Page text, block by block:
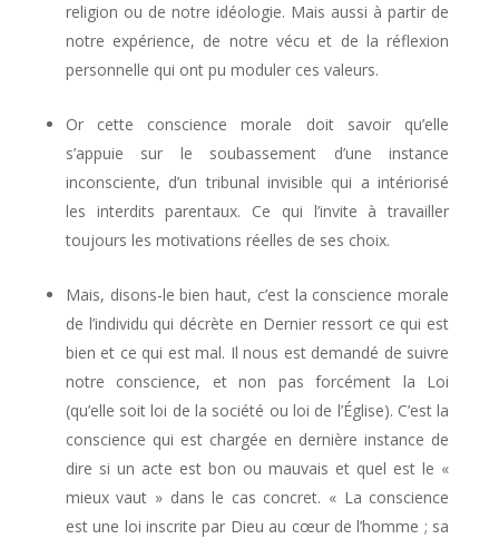
religion ou de notre idéologie. Mais aussi à partir de
notre expérience, de notre vécu et de la réflexion
personnelle qui ont pu moduler ces valeurs.
Or cette conscience morale doit savoir qu’elle
s’appuie sur le soubassement d’une instance
inconsciente, d’un tribunal invisible qui a intériorisé
les interdits parentaux. Ce qui l’invite à travailler
toujours les motivations réelles de ses choix.
Mais, disons-le bien haut, c’est la conscience morale
de l’individu qui décrète en Dernier ressort ce qui est
bien et ce qui est mal. Il nous est demandé de suivre
notre conscience, et non pas forcément la Loi
(qu’elle soit loi de la société ou loi de l’Église). C’est la
conscience qui est chargée en dernière instance de
dire si un acte est bon ou mauvais et quel est le «
mieux vaut » dans le cas concret. « La conscience
est une loi inscrite par Dieu au cœur de l’homme ; sa